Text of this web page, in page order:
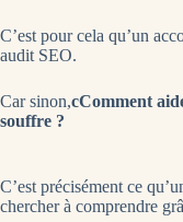
C’est pour cela qu’un
audit SEO.
Car sinon,cComment
souffre ?
C’est précisément ce
chercher à comprendre